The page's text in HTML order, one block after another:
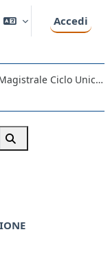
Accedi
Laurea Magistrale Ciclo Unico 5 anni
Cerca corsi
Cerca corsi